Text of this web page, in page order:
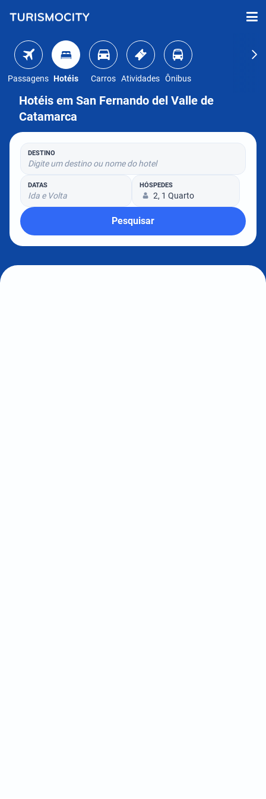
Passagens Hotéis Carros Atividades Ônibus
Hotéis em San Fernando del Valle de
Catamarca
DESTINO
Digite um destino ou nome do hotel
DATAS
Ida e Volta
HÓSPEDES
2, 1 Quarto
Pesquisar